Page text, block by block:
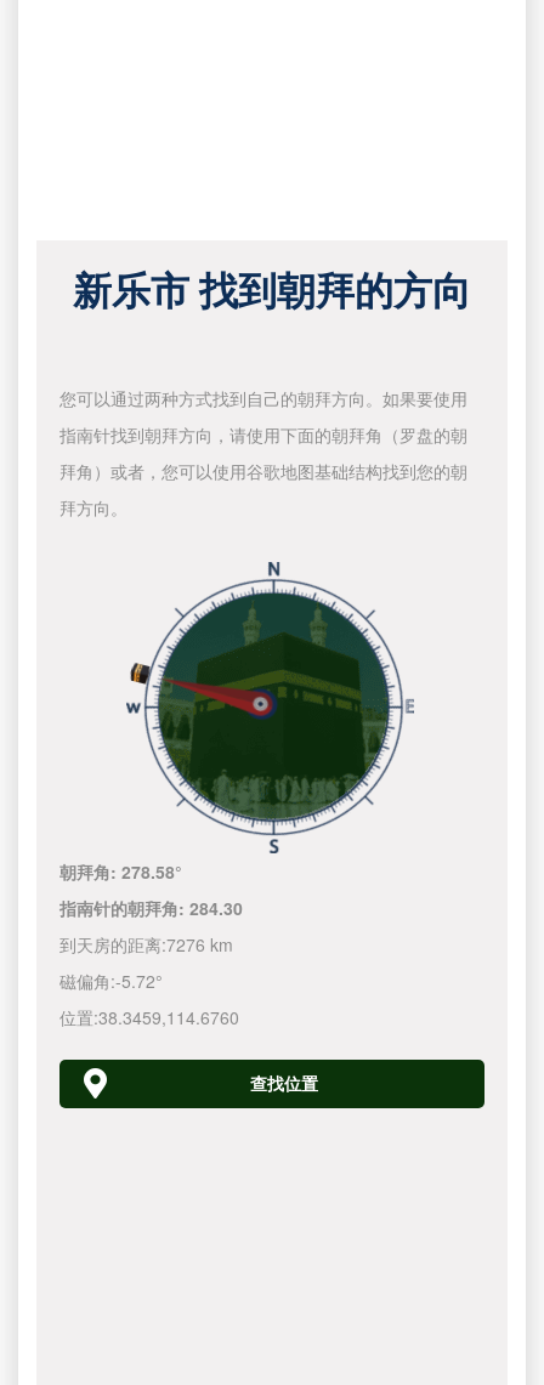
新乐市 找到朝拜的方向
您可以通过两种方式找到自己的朝拜方向。如果要使用
指南针找到朝拜方向，请使用下面的朝拜角（罗盘的朝
拜角）或者，您可以使用谷歌地图基础结构找到您的朝
拜方向。
朝拜角:278.58°
指南针的朝拜角:284.30
到天房的距离:7276 km
磁偏角:-5.72°
位置:38.3459,114.6760
查找位置